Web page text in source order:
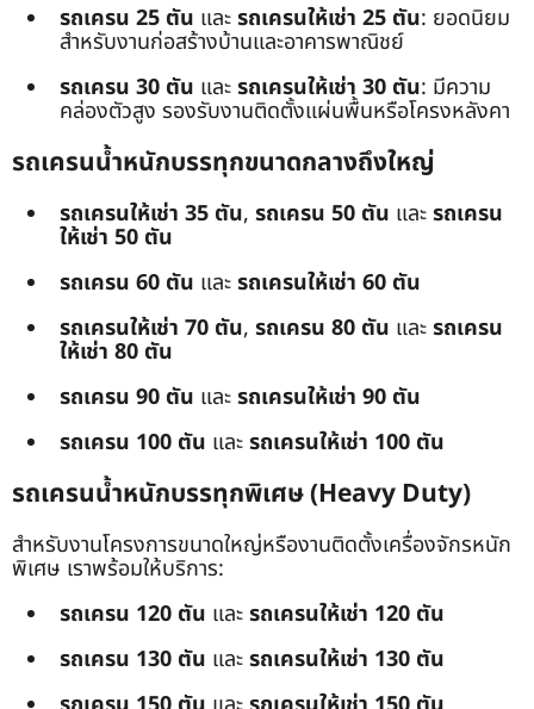
รถเครน 25 ตัน และรถเครนให้เช่า 25 ตัน: ยอดนิยม
สำหรับงานก่อสร้างบ้านและอาคารพาณิชย์
รถเครน 30 ตัน และรถเครนให้เช่า 30 ตัน: มีความ
คล่องตัวสูง รองรับงานติดตั้งแผ่นพื้นหรือโครงหลังคา
รถเครนน้ำหนักบรรทุกขนาดกลางถึงใหญ่
รถเครนให้เช่า 35 ตัน, รถเครน 50 ตัน และรถเครน
ให้เช่า 50 ตัน
รถเครน 60 ตัน และรถเครนให้เช่า 60 ตัน
รถเครนให้เช่า 70 ตัน, รถเครน 80 ตัน และรถเครน
ให้เช่า 80 ตัน
รถเครน 90 ตัน และรถเครนให้เช่า 90 ตัน
รถเครน 100 ตัน และรถเครนให้เช่า 100 ตัน
รถเครนน้ำหนักบรรทุกพิเศษ (Heavy Duty)
สำหรับงานโครงการขนาดใหญ่หรืองานติดตั้งเครื่องจักรหนัก
พิเศษ เราพร้อมให้บริการ:
รถเครน 120 ตัน และรถเครนให้เช่า 120 ตัน
รถเครน 130 ตัน และรถเครนให้เช่า 130 ตัน